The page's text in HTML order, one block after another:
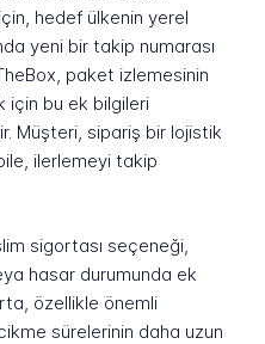
hedef ülkenin yerel
yeni bir takip numarası
paket izlemesinin
için bu ek bilgileri
Müşteri, sipariş bir lojistik
ilerlemeyi takip
sigortası seçeneği,
hasar durumunda ek
özellikle önemli
sürelerinin daha uzun